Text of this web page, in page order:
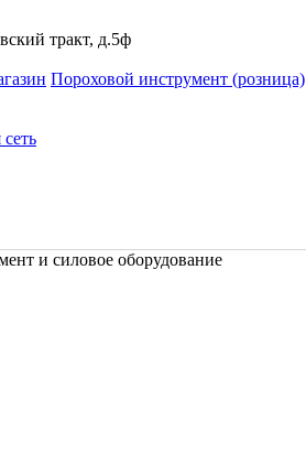
тракт, д.5ф
Пороховой инструмент (розница)
и силовое оборудование